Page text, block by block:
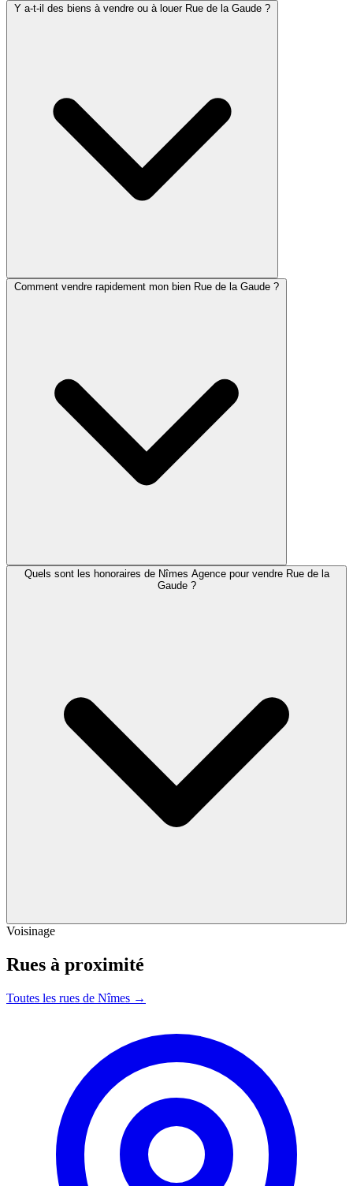
Y a-t-il des biens à vendre ou à louer Rue de la Gaude ?
Comment vendre rapidement mon bien Rue de la Gaude ?
Quels sont les honoraires de Nîmes Agence pour vendre Rue de la
Gaude ?
Voisinage
Rues à proximité
Toutes les rues de Nîmes →